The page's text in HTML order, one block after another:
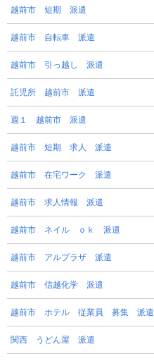
越前市 短期 派遣
越前市 自転車 派遣
越前市 引っ越し 派遣
託児所 越前市 派遣
週１ 越前市 派遣
越前市 短期 求人 派遣
越前市 在宅ワーク 派遣
越前市 求人情報 派遣
越前市 ネイル ｏｋ 派遣
越前市 アルプラザ 派遣
越前市 信越化学 派遣
越前市 ホテル 従業員 募集 派遣
関西 うどん屋 派遣